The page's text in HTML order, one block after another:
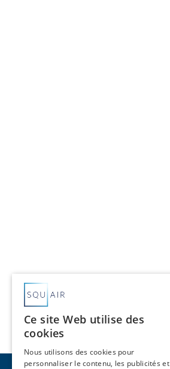
Ce site Web utilise des
cookies
Nous utilisons des cookies pour
personnaliser le contenu, les publicités et